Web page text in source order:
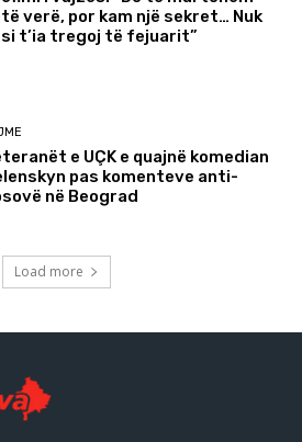
verë, por kam një sekret… Nuk
t’ia tregoj të fejuarit”
e UÇK e quajnë komedian
pas komenteve anti-
në Beograd
Load more